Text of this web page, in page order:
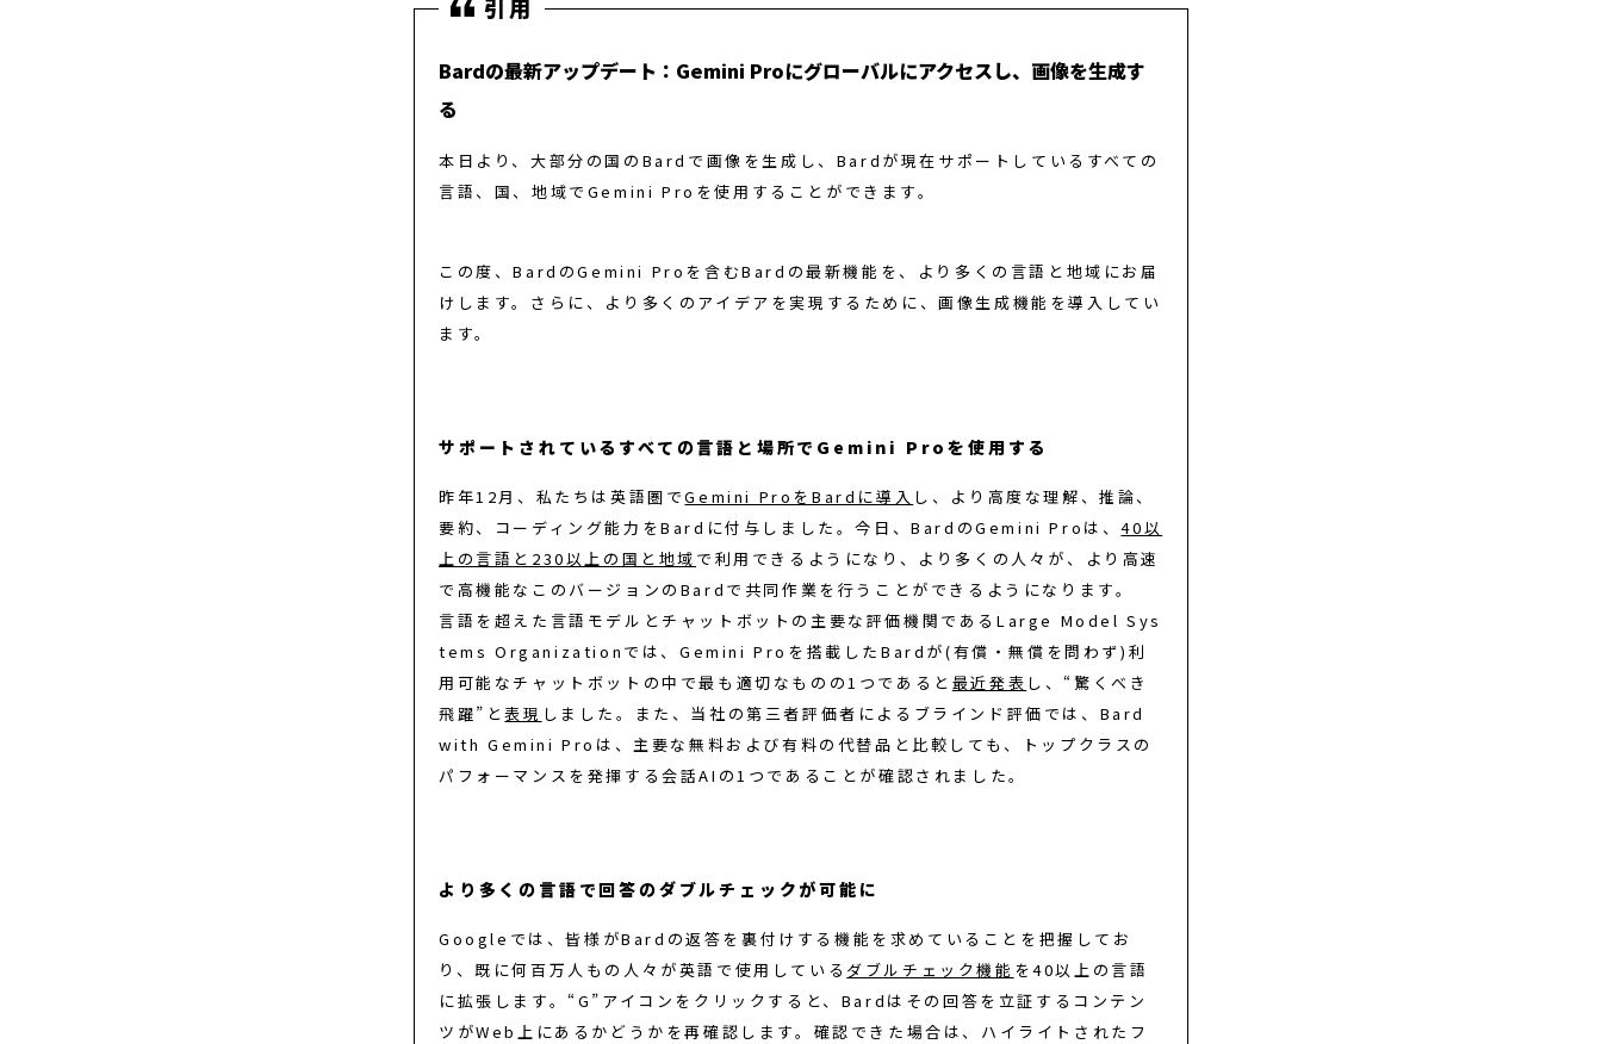
Bardの最新アップデート：Gemini Proにグローバルにアクセスし、画像を生成す
る
本日より、大部分の国のBardで画像を生成し、Bardが現在サポートしているすべての
言語、国、地域でGemini Proを使用することができます。
この度、BardのGemini Proを含むBardの最新機能を、より多くの言語と地域にお届
けします。さらに、より多くのアイデアを実現するために、画像生成機能を導入してい
ます。
サポートされているすべての言語と場所でGemini Proを使用する
昨年12月、私たちは英語圏でGemini ProをBardに導入 し、より高度な理解、推論、
要約、コーディング能力をBardに付与しました。今日、BardのGemini Proは、40以
上の言語と230以上の国と地域 で利用できるようになり、より多くの人々が、より高速
で高機能なこのバージョンのBardで共同作業を行うことができるようになります。
言語を超えた言語モデルとチャットボットの主要な評価機関であるLarge Model Sys
tems Organizationでは、Gemini Proを搭載したBardが(有償・無償を問わず)利
用可能なチャットボットの中で最も適切なものの1つであると 最近発表 し、“驚くべき
飛躍”と表現 しました。また、当社の第三者評価者によるブラインド評価では、Bard
with Gemini Proは、主要な無料および有料の代替品と比較しても、トップクラスの
パフォーマンスを発揮する会話AIの1つであることが確認されました。
より多くの言語で回答のダブルチェックが可能に
Googleでは、皆様がBardの返答を裏付けする機能を求めていることを把握してお
り、既に何百万人もの人々が英語で使用している ダブルチェック機能 を40以上の言語
に拡張します。“G”アイコンをクリックすると、Bardはその回答を立証するコンテン
ツがWeb上にあるかどうかを再確認します。確認できた場合は、ハイライトされたフ